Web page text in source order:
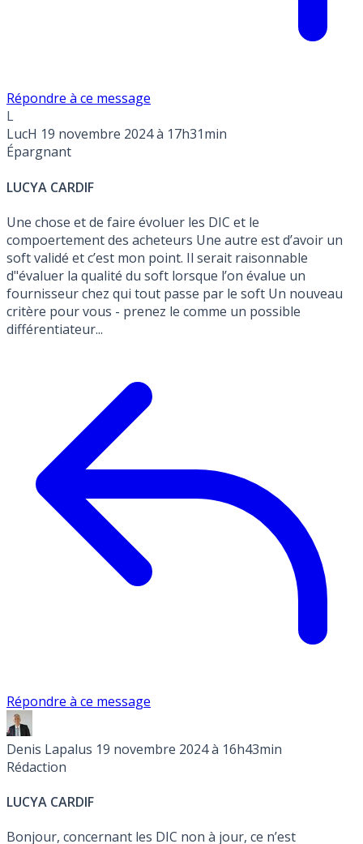
Répondre à ce message
L
LucH 19 novembre 2024 à 17h31min
Épargnant
LUCYA CARDIF
Une chose et de faire évoluer les DIC et le
compoertement des acheteurs Une autre est d’avoir un
soft validé et c’est mon point. Il serait raisonnable
d"évaluer la qualité du soft lorsque l’on évalue un
fournisseur chez qui tout passe par le soft Un nouveau
critère pour vous - prenez le comme un possible
différentiateur...
Répondre à ce message
Denis Lapalus 19 novembre 2024 à 16h43min
Rédaction
LUCYA CARDIF
Bonjour, concernant les DIC non à jour, ce n’est